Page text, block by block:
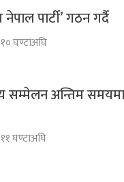
पार्टी’ गठन गर्दै
१० घण्टाअघि
सम्मेलन अन्तिम
११ घण्टाअघि